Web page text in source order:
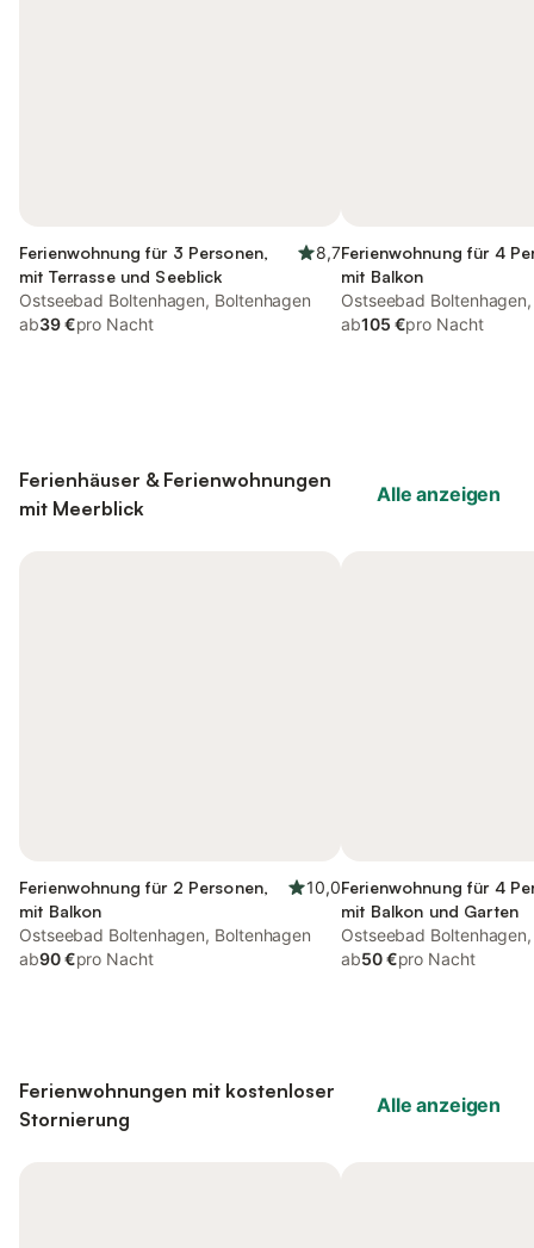
Ferienwohnung für 3 Personen,
mit Terrasse und Seeblick
8,7
Ostseebad Boltenhagen, Boltenhagen
ab39 €pro Nacht
Ferienwohnung für 4
mit Balkon
Ostseebad
ab105 €pro Nacht
Ferienhäuser & Ferienwohnungen
mit Meerblick
Alle anzeigen
Ferienwohnung für 2 Personen,
mit Balkon
10,0
Ostseebad Boltenhagen, Boltenhagen
ab90 €pro Nacht
Ferienwohnung für 4
mit Balkon und Garten
Ostseebad
ab50 €pro Nacht
Ferienwohnungen mit kostenloser
Stornierung
Alle anzeigen